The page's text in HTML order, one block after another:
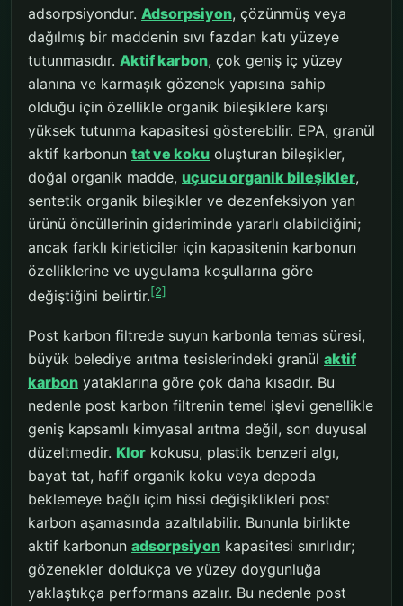
adsorpsiyondur. Adsorpsiyon, çözünmüş veya
dağılmış bir maddenin sıvı fazdan katı yüzeye
tutunmasıdır. Aktif karbon, çok geniş iç yüzey
alanına ve karmaşık gözenek yapısına sahip
olduğu için özellikle organik bileşiklere karşı
yüksek tutunma kapasitesi gösterebilir. EPA, granül
aktif karbonun tat ve koku oluşturan bileşikler,
doğal organik madde, uçucu organik bileşikler,
sentetik organik bileşikler ve dezenfeksiyon yan
ürünü öncüllerinin gideriminde yararlı olabildiğini;
ancak farklı kirleticiler için kapasitenin karbonun
özelliklerine ve uygulama koşullarına göre
değiştiğini belirtir.[2]
Post karbon filtrede suyun karbonla temas süresi,
büyük belediye arıtma tesislerindeki granül aktif
karbon yataklarına göre çok daha kısadır. Bu
nedenle post karbon filtrenin temel işlevi genellikle
geniş kapsamlı kimyasal arıtma değil, son duyusal
düzeltmedir. Klor kokusu, plastik benzeri algı,
bayat tat, hafif organik koku veya depoda
beklemeye bağlı içim hissi değişiklikleri post
karbon aşamasında azaltılabilir. Bununla birlikte
aktif karbonun adsorpsiyon kapasitesi sınırlıdır;
gözenekler doldukça ve yüzey doygunluğa
yaklaştıkça performans azalır. Bu nedenle post